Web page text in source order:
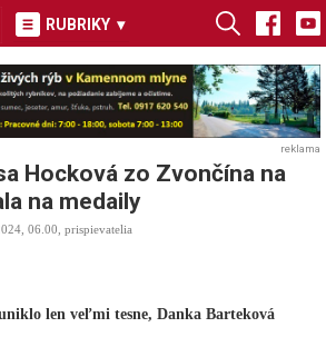
RUBRIKY ▾
reklama
Hocková zo Zvončína na
na medaily
06.00, prispievatelia
len veľmi tesne, Danka Barteková